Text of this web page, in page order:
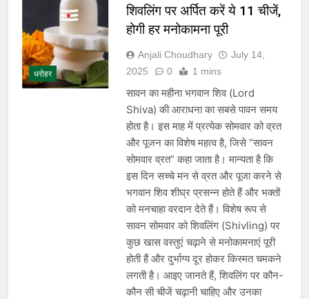
धरोहर
शिवलिंग पर अर्पित करें ये 11 चीजें,
होगी हर मनोकामना पूरी
Anjali Choudhary
July 14,
2025
0 1 mins
सावन का महीना भगवान शिव (Lord
Shiva) की आराधना का सबसे पावन समय
होता है। इस माह में प्रत्येक सोमवार को व्रत
और पूजन का विशेष महत्व है, जिसे “सावन
सोमवार व्रत” कहा जाता है। मान्यता है कि
इस दिन सच्चे मन से व्रत और पूजा करने से
भगवान शिव शीघ्र प्रसन्न होते हैं और भक्तों
को मनचाहा वरदान देते हैं। विशेष रूप से
सावन सोमवार को शिवलिंग (Shivling) पर
कुछ खास वस्तुएं चढ़ाने से मनोकामनाएं पूरी
होती हैं और दुर्भाग्य दूर होकर किस्मत चमकने
लगती है। आइए जानते हैं, शिवलिंग पर कौन-
कौन सी चीजें चढ़ानी चाहिए और उनका